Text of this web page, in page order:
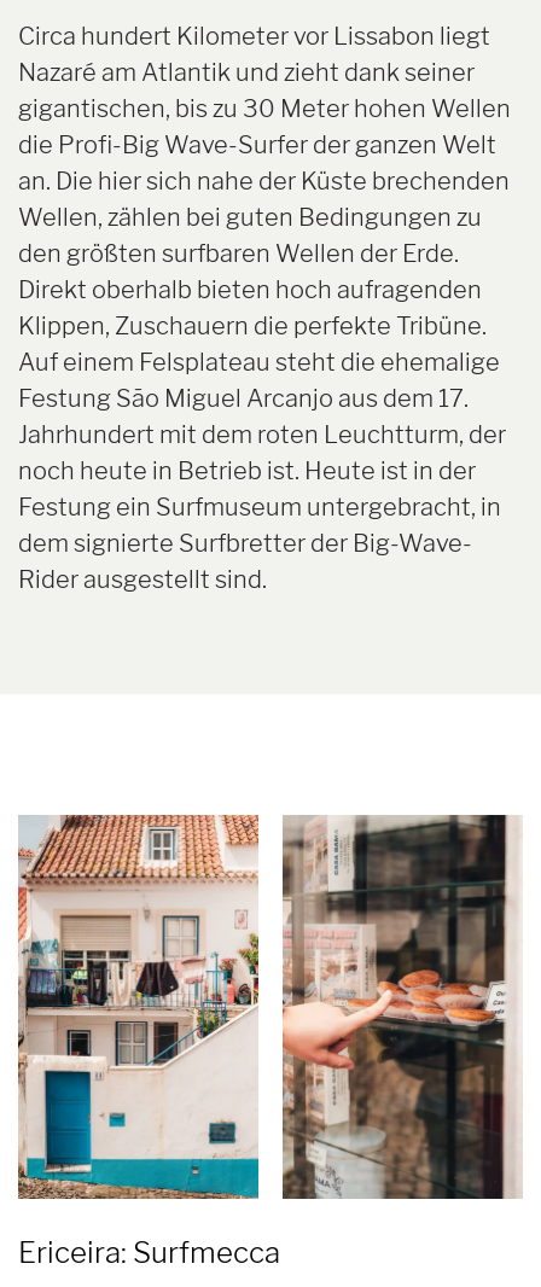
Circa hundert Kilometer vor Lissabon liegt
Nazaré am Atlantik und zieht dank seiner
gigantischen, bis zu 30 Meter hohen Wellen
die Profi-Big Wave-Surfer der ganzen Welt
an. Die hier sich nahe der Küste brechenden
Wellen, zählen bei guten Bedingungen zu
den größten surfbaren Wellen der Erde.
Direkt oberhalb bieten hoch aufragenden
Klippen, Zuschauern die perfekte Tribüne.
Auf einem Felsplateau steht die ehemalige
Festung São Miguel Arcanjo aus dem 17.
Jahrhundert mit dem roten Leuchtturm, der
noch heute in Betrieb ist. Heute ist in der
Festung ein Surfmuseum untergebracht, in
dem signierte Surfbretter der Big-Wave-
Rider ausgestellt sind.
Ericeira: Surfmecca